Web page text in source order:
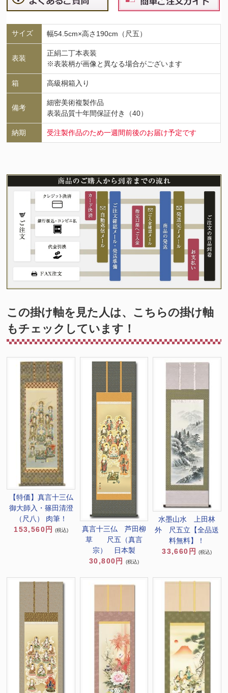
サイズ 幅54.5cm×高さ190cm（尺五）
表装
正絹二丁本表装
※表装柄が画像と異なる場合がございます
箱 高級桐箱入り
備考
細密美術複製作品
表装品質十年間保証付き（40）
納期 受注製作品のため一週間前後のお届け予定です
この掛け軸を見た人は、こちらの掛け軸
もチェックしています！
【特価】真言十三仏
御大師入・篠田清澄
（尺八） 肉筆！
153,560円
(税込)
真言十三仏 芦田柳
草 尺五（真言
宗） 日本製
30,800円
(税込)
水墨山水 上田林
外 尺五立【全品送
料無料】！
33,660円
(税込)